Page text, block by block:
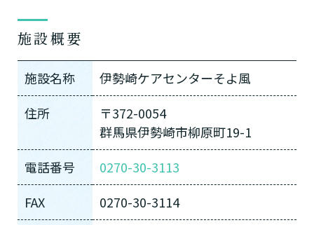
施設概要
施設名称
伊勢崎ケアセンターそよ風
住所
〒372-0054
群馬県伊勢崎市柳原町19-1
電話番号
0270-30-3113
FAX
0270-30-3114